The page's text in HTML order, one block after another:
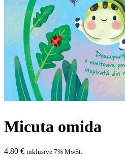
Micuta omida
4.80 € inklusive 7% MwSt.